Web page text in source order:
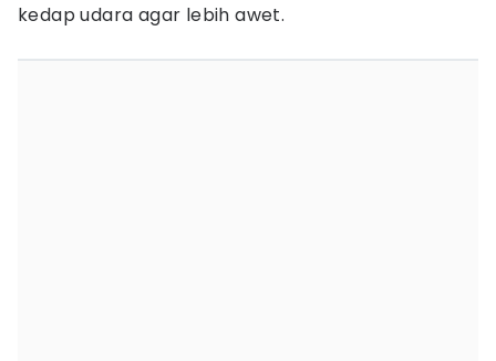
kedap udara agar lebih awet.